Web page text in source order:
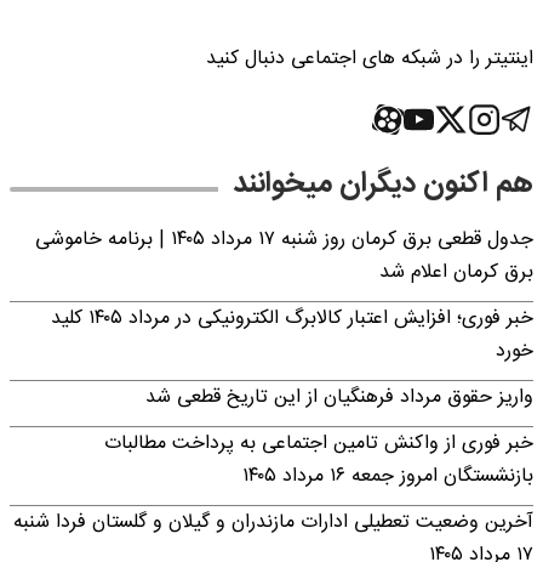
اینتیتر را در شبکه های اجتماعی دنبال کنید
هم اکنون دیگران میخوانند
جدول قطعی برق کرمان روز شنبه ۱۷ مرداد ۱۴۰۵ | برنامه خاموشی
برق کرمان اعلام شد
خبر فوری؛ افزایش اعتبار کالابرگ الکترونیکی در مرداد ۱۴۰۵ کلید
خورد
واریز حقوق مرداد فرهنگیان از این تاریخ قطعی شد
خبر فوری از واکنش تامین اجتماعی به پرداخت مطالبات
بازنشستگان امروز جمعه ۱۶ مرداد ۱۴۰۵
آخرین وضعیت تعطیلی ادارات مازندران و گیلان و گلستان فردا شنبه
۱۷ مرداد ۱۴۰۵